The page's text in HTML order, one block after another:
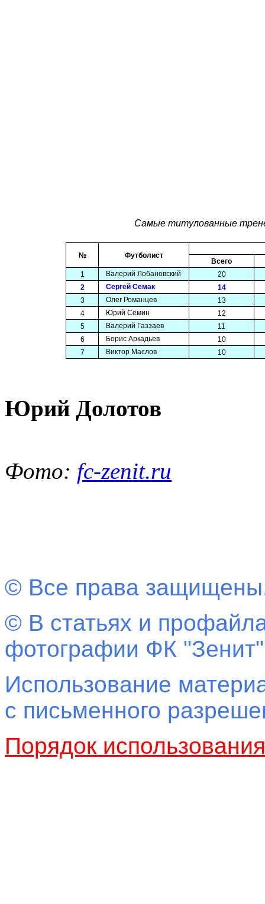
Самые титулованные
№ Футболист
Всего
1
Валерий Лобановский
20
2
Сергей Семак
14
3
Олег Романцев
13
4
Юрий Сёмин
12
5
Валерий Газзаев
11
6
Борис Аркадьев
10
7
Виктор Маслов 10
Юрий Долотов
Фото: fc-zenit.ru
© Все права
© В статьях и
фотографии ФК
Использование
с письменного
Порядок